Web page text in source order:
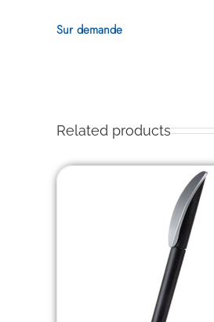
Sur demande
Related products